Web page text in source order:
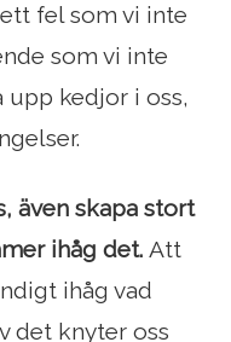
fel som vi inte
som vi inte
upp kedjor i oss,
även skapa stort
ihåg det. Att
ihåg vad
det knyter oss